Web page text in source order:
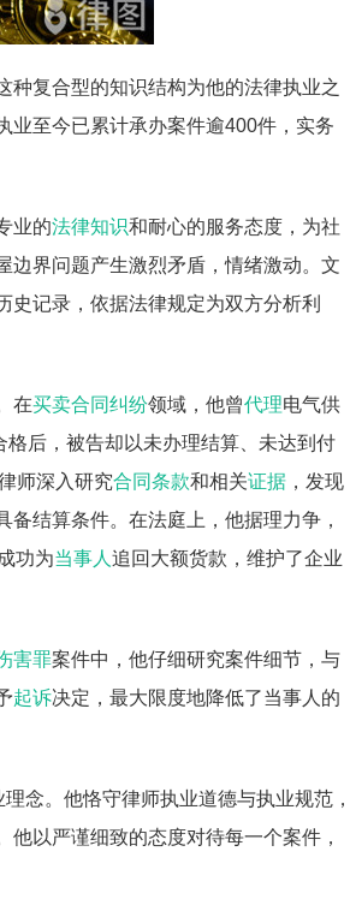
种复合型的知识结构为他的法律执业之
业至今已累计承办案件逾400件，实务
业的法律知识和耐心的服务态度，为社
边界问题产生激烈矛盾，情绪激动。文
记录，依据法律规定为双方分析利
在买卖合同纠纷领域，他曾代理电气供
格后，被告却以未办理结算、未达到付
师深入研究合同条款和相关证据 ，发现
结算条件。在法庭上，他据理力争，
功为当事人 追回大额货款，维护了企业
害罪案件中，他仔细研究案件细节，与
起诉决定，最大限度地降低了当事人的
念。他恪守律师执业道德与执业规范，
他以严谨细致的态度对待每一个案件，